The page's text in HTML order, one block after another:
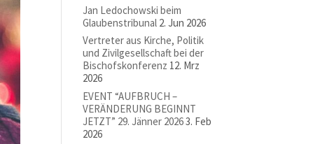
Jan Ledochowski beim
Glaubenstribunal 2. Jun 2026
Vertreter aus Kirche, Politik
und Zivilgesellschaft bei der
Bischofskonferenz 12. Mrz
2026
EVENT “AUFBRUCH –
VERÄNDERUNG BEGINNT
JETZT” 29. Jänner 20263. Feb
2026